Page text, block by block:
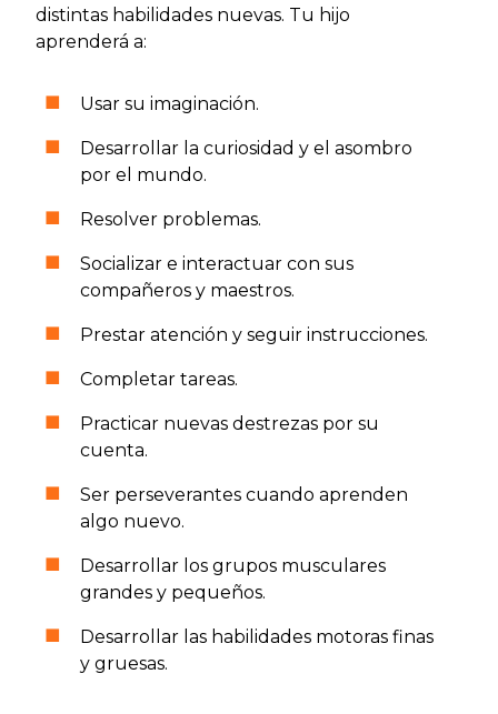
distintas habilidades nuevas. Tu hijo
aprenderá a:
Usar su imaginación.
Desarrollar la curiosidad y el asombro
por el mundo.
Resolver problemas.
Socializar e interactuar con sus
compañeros y maestros.
Prestar atención y seguir instrucciones.
Completar tareas.
Practicar nuevas destrezas por su
cuenta.
Ser perseverantes cuando aprenden
algo nuevo.
Desarrollar los grupos musculares
grandes y pequeños.
Desarrollar las habilidades motoras finas
y gruesas.